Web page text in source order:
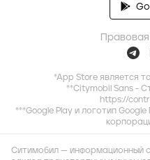
*App Store является
**Citymobil Sans -
https://
***Google Play и логотип
Ситимобил — информационный